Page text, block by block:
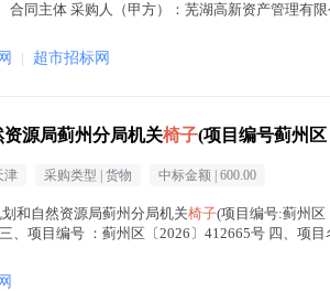
合同主体 采购人（甲方）：芜湖高新资产管理有
| 超市招标网
源局蓟州分局机关椅子(项目编号蓟州区
津 采购类型 | 货物 中标金额 | 600.00
划和自然资源局蓟州分局机关椅子(项目编号:蓟州区
、项目编号 ：蓟州区〔2026〕412665号 四、项目